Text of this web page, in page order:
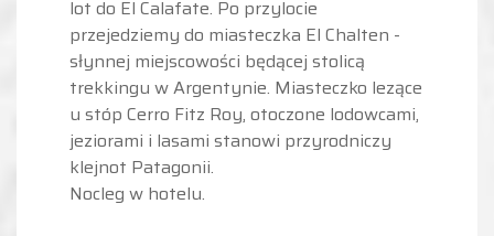
lot do El Calafate. Po przylocie
przejedziemy do miasteczka El Chalten -
słynnej miejscowości będącej stolicą
trekkingu w Argentynie. Miasteczko lezące
u stóp Cerro Fitz Roy, otoczone lodowcami,
jeziorami i lasami stanowi przyrodniczy
klejnot Patagonii.
Nocleg w hotelu.